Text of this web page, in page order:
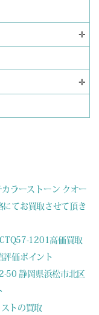
✛
✛
カラーストーン クオー
てお買取させて頂き
1201高価買取
評価ポイント
50 静岡県浜松市北区
トの買取